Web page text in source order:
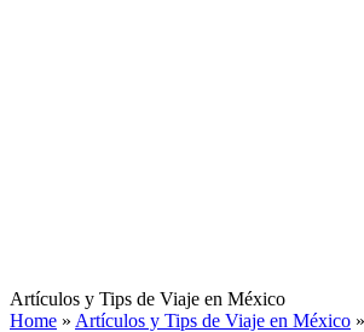
Artículos y Tips de Viaje en México
Home » Artículos y Tips de Viaje en México »